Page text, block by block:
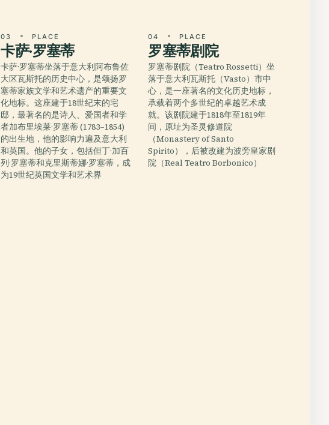
03 PLACE
卡萨·罗塞蒂
卡萨·罗塞蒂坐落于意大利阿布鲁佐
大区瓦斯托的历史中心，是颂扬罗
塞蒂家族文学和艺术遗产的重要文
化地标。这座建于18世纪末的宅
邸，最著名的是诗人、爱国者和学
者加布里埃莱·罗塞蒂 (1783–1854)
的出生地，他的影响力遍及意大利
和英国。他的子女，包括但丁·加百
列·罗塞蒂和克里斯蒂娜·罗塞蒂，成
为19世纪英国文学和艺术界
04 PLACE
罗塞蒂剧院
罗塞蒂剧院（Teatro Rossetti）坐
落于意大利瓦斯托（Vasto）市中
心，是一座著名的文化历史地标，
承载着两个多世纪的卓越艺术成
就。该剧院建于1818年至1819年
间，原址为圣灵修道院
（Monastery of Santo
Spirito），后被改建为波旁皇家剧
院（Real Teatro Borbonico）